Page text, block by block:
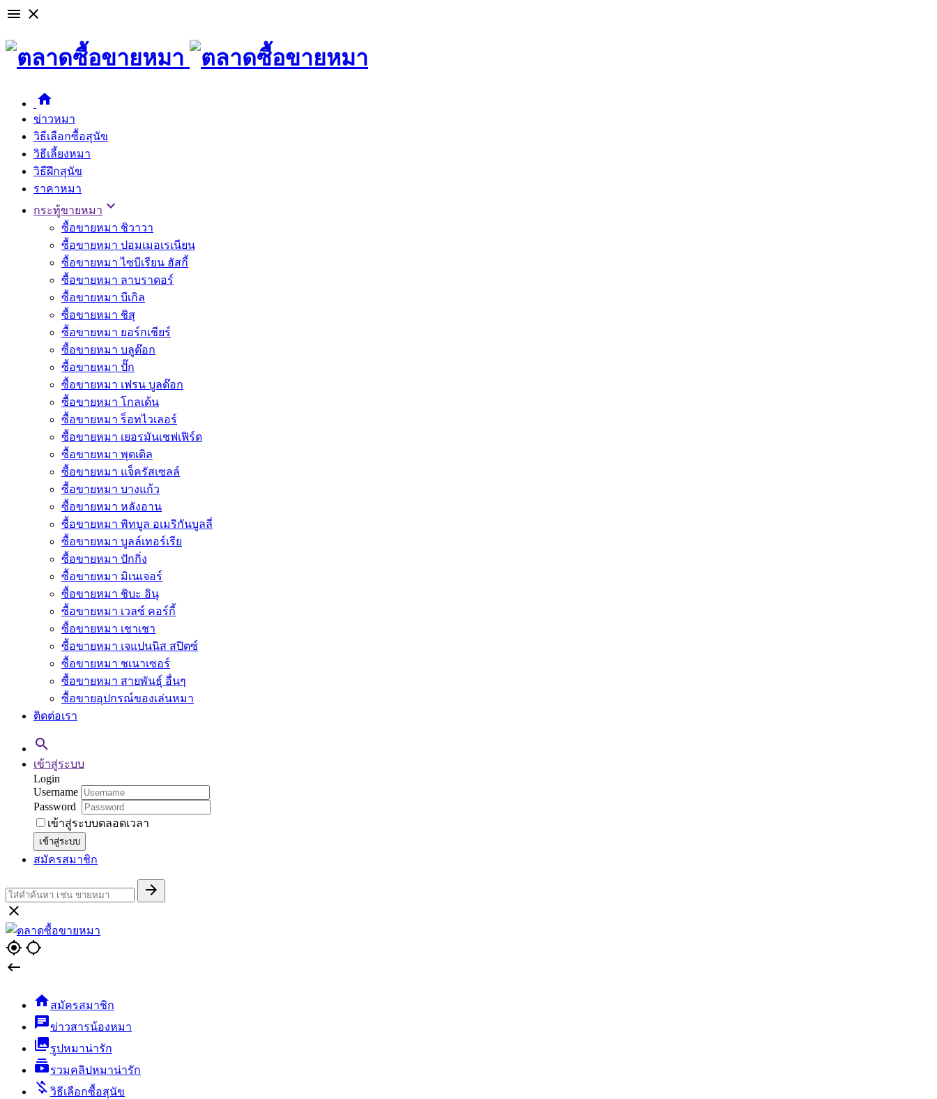
 close

ข่าวหมา
วิธีเลือกซื้อสุนัข
วิธีเลี้ยงหมา
วิธีฝึกสุนัข
ราคาหมา
กระทู้ขายหมา 
ซื้อขายหมา ชิวาวา
ซื้อขายหมา ปอมเมอเรเนียน
ซื้อขายหมา ไซบีเรียน ฮัสกี้
ซื้อขายหมา ลาบราดอร์
ซื้อขายหมา บีเกิล
ซื้อขายหมา ชิสุ
ซื้อขายหมา ยอร์กเชียร์
ซื้อขายหมา บลูด๊อก
ซื้อขายหมา ปั๊ก
ซื้อขายหมา เฟรน บูลด๊อก
ซื้อขายหมา โกลเด้น
ซื้อขายหมา ร็อทไวเลอร์
ซื้อขายหมา เยอรมันเชฟเฟิร์ด
ซื้อขายหมา พุดเดิล
ซื้อขายหมา แจ็ครัสเซลล์
ซื้อขายหมา บางแก้ว
ซื้อขายหมา หลังอาน
ซื้อขายหมา พิทบูล อเมริกันบูลลี่
ซื้อขายหมา บูลล์เทอร์เรีย
ซื้อขายหมา ปักกิ่ง
ซื้อขายหมา มิเนเจอร์
ซื้อขายหมา ชิบะ อินุ
ซื้อขายหมา เวลซ์ คอร์กี้
ซื้อขายหมา เชาเชา
ซื้อขายหมา เจแปนนิส สปิตซ์
ซื้อขายหมา ชเนาเซอร์
ซื้อขายหมา สายพันธุ์ อื่นๆ
ซื้อขายอุปกรณ์ของเล่นหมา
ติดต่อเรา

เข้าสู่ระบบ
Login
Username
Password
เข้าสู่ระบบตลอดเวลา
เข้าสู่ระบบ
สมัครสมาชิก


gps_fixed gps_not_fixed

สมัครสมาชิก
chatข่าวสารน้องหมา
collectionsรูปหมาน่ารัก
subscriptionsรวมคลิปหมาน่ารัก
money_off วิธีเลือกซื้อสุนัข